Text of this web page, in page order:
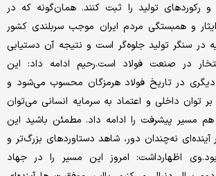
و رکوردهای تولید را ثبت کنند. همان‌گونه که در
و همبستگی مردم ایران موجب سربلندی کشور
در سنگر تولید جلوه‌گر است و نتیجه آن دستیابی
در صنعت فولاد است.رحیم ادامه داد: این
در تاریخ فولاد هرمزگان محسوب می‌شود و
توان داخلی و اعتماد به سرمایه انسانی می‌توان
مسیر پیشرفت را ادامه داد. مطمئن باشید این
آینده‌ای نه‌چندان دور، شاهد دستاوردهای بزرگ‌تر و
اظهارداشت: امروز این مسیر را در جهاد